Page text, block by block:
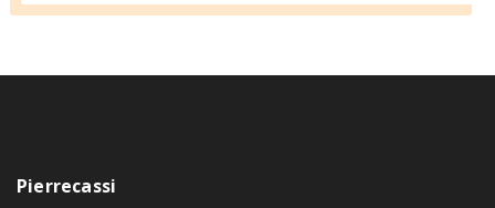
Pierrecassi